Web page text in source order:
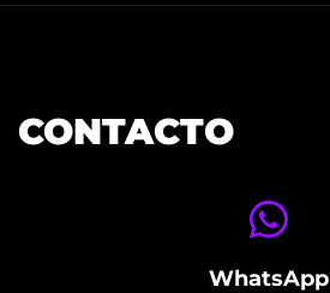
CONTACTO
WhatsApp